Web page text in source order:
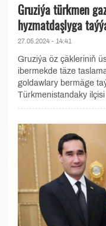
Gruziýa türkmen
hyzmatdaşlyga
27.05.2024 - 14:41
Gruziýa öz çäkleriniň
ibermekde täze
goldawlary bermäge
Türkmenistandaky